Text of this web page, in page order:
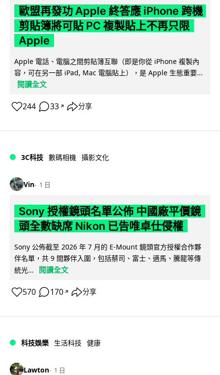
歐盟再發功 Apple 終答應 iPhone 跨機
剪貼簿將可貼 PC 複製貼上不再只限
Apple
Apple 電話、電腦之間剪貼簿互聯（即是你從 iPhone 複製內
容，可在另一部 iPad, Mac 電腦貼上），是 Apple 生態重要...
閱讀全文
244 33 ↗ 分享
3C科技 數碼相機 攝影文化
Vin 1 日
Sony 授權鏡頭名單公佈 中國廠平價鏡
頭全數缺席 Nikon 已告唯卓仕侵權
Sony 公佈截至 2026 年 7 月的 E-Mount 鏡頭官方授權合作夥
伴名單，共 9 間夥伴入圍，包括蔡司、富士、適馬、騰龍等傳
統光...
閱讀全文
570 170 ↗ 分享
科技娛樂 生活科技 健康
Lawton 1 日